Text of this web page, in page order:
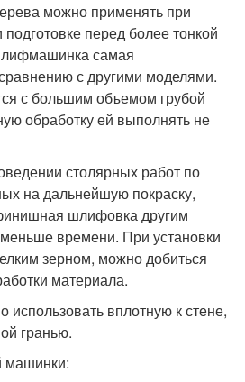
можно применять при
перед более тонкой
самая
с другими моделями.
с большим объемом грубой
обработку ей выполнять не
столярных работ по
на дальнейшую покраску,
шлифовка другим
времени. При установки
зерном, можно добиться
материала.
вплотную к стене,
гранью.
машинки: